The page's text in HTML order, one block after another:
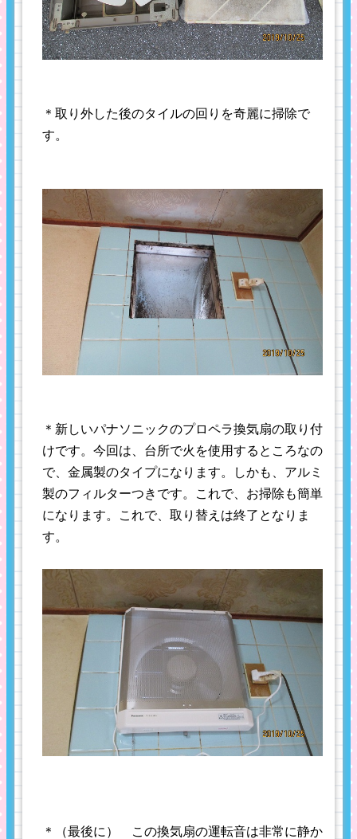
＊取り外した後のタイルの回りを奇麗に掃除で
す。
＊新しいパナソニックのプロペラ換気扇の取り付
けです。今回は、台所で火を使用するところなの
で、金属製のタイプになります。しかも、アルミ
製のフィルターつきです。これで、お掃除も簡単
になります。これで、取り替えは終了となりま
す。
＊（最後に） この換気扇の運転音は非常に静か